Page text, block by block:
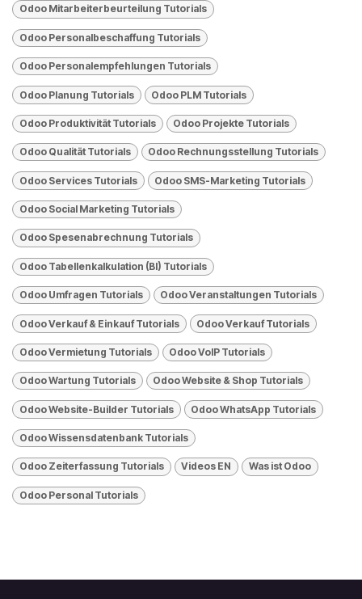
Odoo Mitarbeiterbeurteilung Tutorials
Odoo Personalbeschaffung Tutorials
Odoo Personalempfehlungen Tutorials
Odoo Planung Tutorials Odoo PLM Tutorials
Odoo Produktivität Tutorials Odoo Projekte Tutorials
Odoo Qualität Tutorials Odoo Rechnungsstellung Tutorials
Odoo Services Tutorials Odoo SMS-Marketing Tutorials
Odoo Social Marketing Tutorials
Odoo Spesenabrechnung Tutorials
Odoo Tabellenkalkulation (BI) Tutorials
Odoo Umfragen Tutorials Odoo Veranstaltungen Tutorials
Odoo Verkauf & Einkauf Tutorials Odoo Verkauf Tutorials
Odoo Vermietung Tutorials Odoo VolP Tutorials
Odoo Wartung Tutorials Odoo Website & Shop Tutorials
Odoo Website-Builder Tutorials Odoo WhatsApp Tutorials
Odoo Wissensdatenbank Tutorials
Odoo Zeiterfassung Tutorials Videos EN Was ist Odoo
​Odoo Personal Tutorials